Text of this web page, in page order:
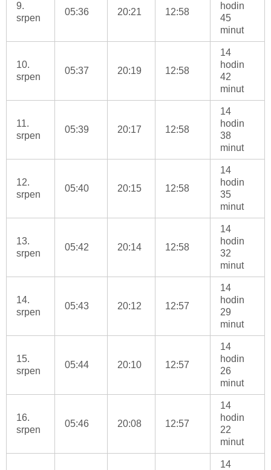
9.
srpen
05:36 20:21 12:58
hodin
45
minut
10.
srpen
05:37 20:19 12:58
14
hodin
42
minut
11.
srpen
05:39 20:17 12:58
14
hodin
38
minut
12.
srpen
05:40 20:15 12:58
14
hodin
35
minut
13.
srpen
05:42 20:14 12:58
14
hodin
32
minut
14.
srpen
05:43 20:12 12:57
14
hodin
29
minut
15.
srpen
05:44 20:10 12:57
14
hodin
26
minut
16.
srpen
05:46 20:08 12:57
14
hodin
22
minut
14